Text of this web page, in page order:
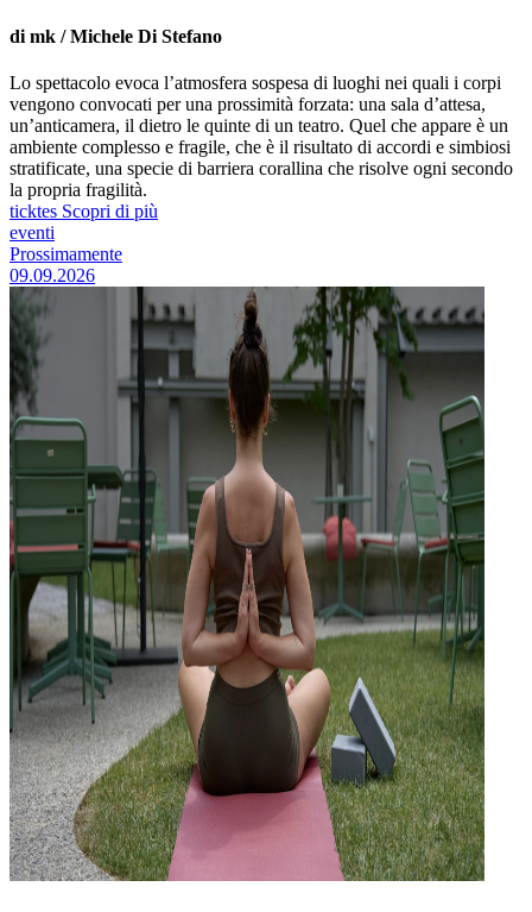
di mk / Michele Di Stefano
Lo spettacolo evoca l’atmosfera sospesa di luoghi nei quali i corpi
vengono convocati per una prossimità forzata: una sala d’attesa,
un’anticamera, il dietro le quinte di un teatro. Quel che appare è un
ambiente complesso e fragile, che è il risultato di accordi e simbiosi
stratificate, una specie di barriera corallina che risolve ogni secondo
la propria fragilità.
ticktes Scopri di più
eventi
Prossimamente
09.09.2026